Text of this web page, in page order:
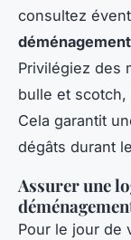
consultez
déménagement
Privilégiez des
bulle et
Cela garantit
dégâts durant
Assurer une
Pour le jour de